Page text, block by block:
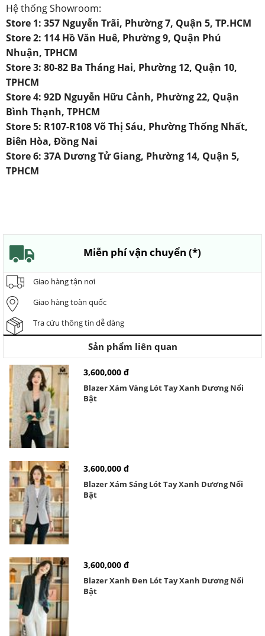
Hệ thống Showroom:
Store 1: 357 Nguyễn Trãi, Phường 7, Quận 5, TP.HCM
Store 2: 114 Hồ Văn Huê, Phường 9, Quận Phú
Nhuận, TPHCM
Store 3: 80-82 Ba Tháng Hai, Phường 12, Quận 10,
TPHCM
Store 4: 92D Nguyễn Hữu Cảnh, Phường 22, Quận
Bình Thạnh, TPHCM
Store 5: R107-R108 Võ Thị Sáu, Phường Thống Nhất,
Biên Hòa, Đồng Nai
Store 6: 37A Dương Tử Giang, Phường 14, Quận 5,
TPHCM
Miễn phí vận chuyển (*)
Giao hàng tận nơi
Giao hàng toàn quốc
Tra cứu thông tin dễ dàng
Sản phẩm liên quan
3,600,000 đ
Blazer Xám Vàng Lót Tay Xanh Dương Nổi
Bật
3,600,000 đ
Blazer Xám Sáng Lót Tay Xanh Dương Nổi
Bật
3,600,000 đ
Blazer Xanh Đen Lót Tay Xanh Dương Nổi
Bật